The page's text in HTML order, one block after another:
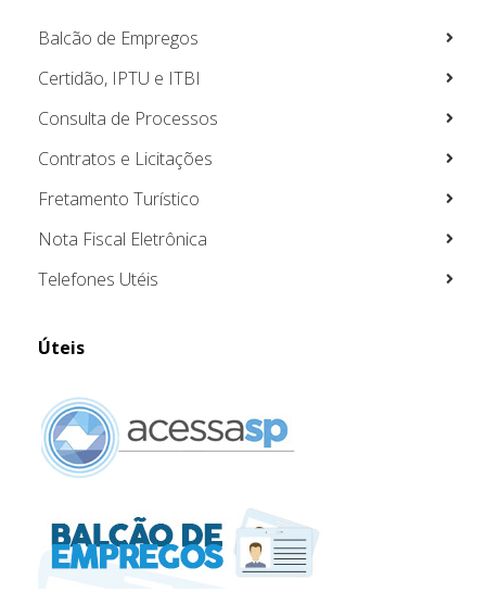
Balcão de Empregos
Certidão, IPTU e ITBI
Consulta de Processos
Contratos e Licitações
Fretamento Turístico
Nota Fiscal Eletrônica
Telefones Utéis
Úteis